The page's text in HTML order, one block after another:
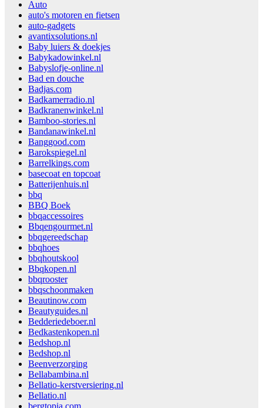
Auto
auto's motoren en fietsen
auto-gadgets
avantixsolutions.nl
Baby luiers & doekjes
Babykadowinkel.nl
Babyslofje-online.nl
Bad en douche
Badjas.com
Badkamerradio.nl
Badkranenwinkel.nl
Bamboo-stories.nl
Bandanawinkel.nl
Banggood.com
Barokspiegel.nl
Barrelkings.com
basecoat en topcoat
Batterijenhuis.nl
bbq
BBQ Boek
bbqaccessoires
Bbqengourmet.nl
bbqgereedschap
bbqhoes
bbqhoutskool
Bbqkopen.nl
bbqrooster
bbqschoonmaken
Beautinow.com
Beautyguides.nl
Bedderiedeboer.nl
Bedkastenkopen.nl
Bedshop.nl
Bedshop.nl
Beenverzorging
Bellabambina.nl
Bellatio-kerstversiering.nl
Bellatio.nl
bergtopia.com